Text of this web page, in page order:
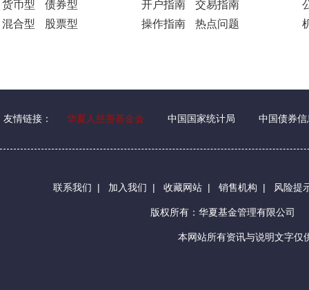
货币型
债券型
混合型
股票型
开户指南
交易指南
操作指南
热点问题
友情链接： 华夏人慈善基金会 中国国家统计局 中国债券信
联系我们 | 加入我们 | 收藏网站 | 销售机构 | 风险提
版权所有：华夏基金管理有限公司
本网站所有资讯与说明文字仅